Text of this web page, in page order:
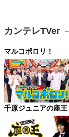
カンテレTVer
マルコポロリ！
千原ジュニアの座王